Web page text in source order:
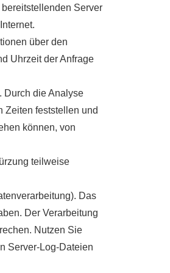
Server
über den
Uhrzeit der Anfrage
Durch die Analyse
Zeiten feststellen und
können, von
teilweise
Das
Der Verarbeitung
Nutzen Sie
Server-Log-Dateien